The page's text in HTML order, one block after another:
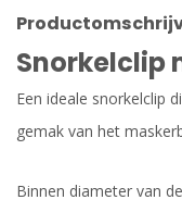
Snorkelclip
Een ideale snorkelclip
gemak van het
Binnen diameter van